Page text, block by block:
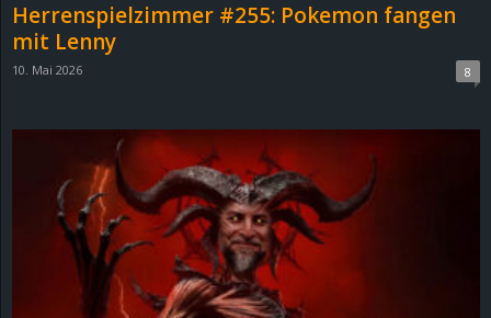
Herrenspielzimmer #255: Pokemon fangen
mit Lenny
10. Mai 2026 8